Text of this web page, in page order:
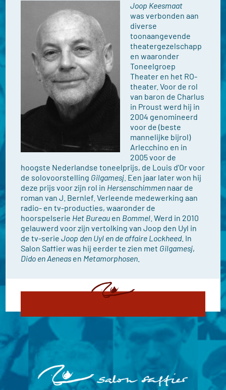
Joop Keesmaat
was verbonden aan
diverse
toonaangevende
theatergezelschapp
en waaronder
Toneelgroep
Theater en het RO-
theater. Voor de rol
van baron de Charlus
in Proust werd hij in
2004 genomineerd
voor de (beste
mannelijke bijrol)
Arlecchino en in
2005 voor de
hoogste Nederlandse toneelprijs, de Louis d'Or voor
de solovoorstelling Gilgamesj . Een jaar later won hij
deze prijs voor zijn rol in Hersenschimmen naar de
roman van J. Bernlef. Verleende medewerking aan
radio- en tv-producties, waaronder de
hoorspelserie Het Bureau en Bommel . Werd in 2010
gelauwerd voor zijn vertolking van Joop den Uyl in
de tv-serieJoop den Uyl en de affaire Lockheed. In
Salon Saffier was hij eerder te zien met Gilgamesj,
Dido en Aeneas en Metamorphosen